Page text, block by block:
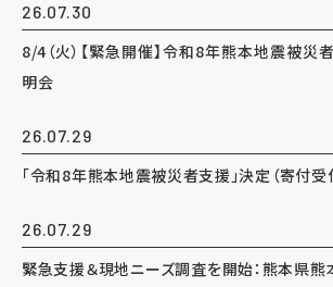
26.07.30
8/4（火）【緊急開催】令和8年熊本地震被災
明会
26.07.29
「令和8年熊本地震被災者支援」決定（寄付受
26.07.29
緊急支援＆現地ニーズ調査を開始：熊本県